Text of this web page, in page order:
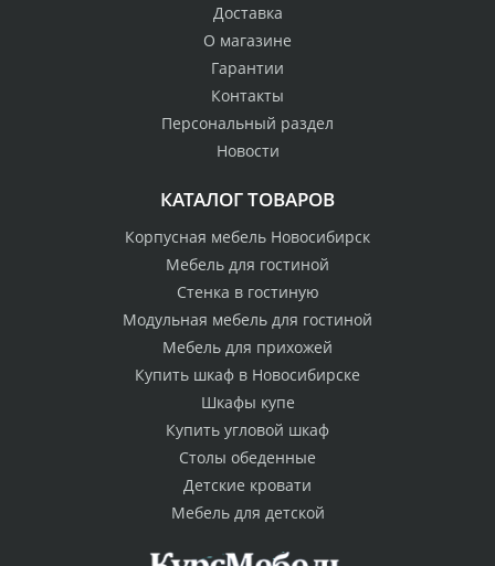
Доставка
О магазине
Гарантии
Контакты
Персональный раздел
Новости
КАТАЛОГ ТОВАРОВ
Корпусная мебель Новосибирск
Мебель для гостиной
Стенка в гостиную
Модульная мебель для гостиной
Мебель для прихожей
Купить шкаф в Новосибирске
Шкафы купе
Купить угловой шкаф
Столы обеденные
Детские кровати
Мебель для детской